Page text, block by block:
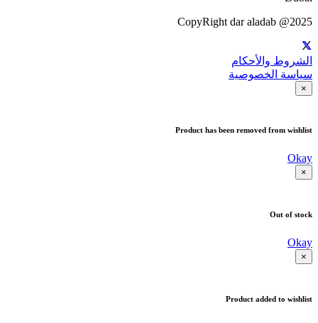
CopyRight dar aladab @2025
الشروط والأحكام
سياسة الخصوصية
×
Product has been removed from wishlist
Okay
×
Out of stock
Okay
×
Product added to wishlist